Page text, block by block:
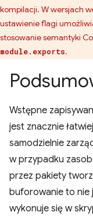
kompilacji. W wersjach
ustawienie flagi
stosowanie semantyki
module.exports.
Wstępne
jest znacznie
samodzielnie
w przypadku
przez pakiety
buforowanie to
wykonuje się w